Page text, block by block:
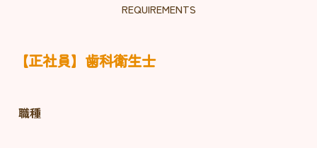
REQUIREMENTS
【正社員】歯科衛生士
職種